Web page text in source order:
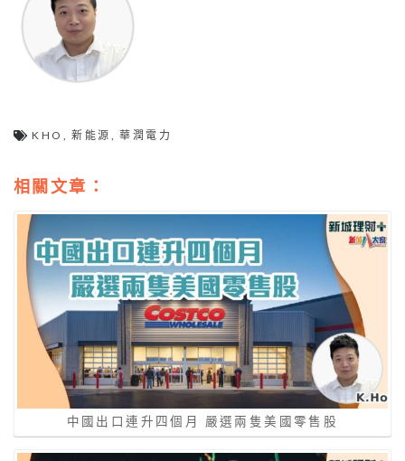
KHO ,新能源 ,華潤電力
相關文章：
中國出口連升四個月 嚴選兩隻美國零售股